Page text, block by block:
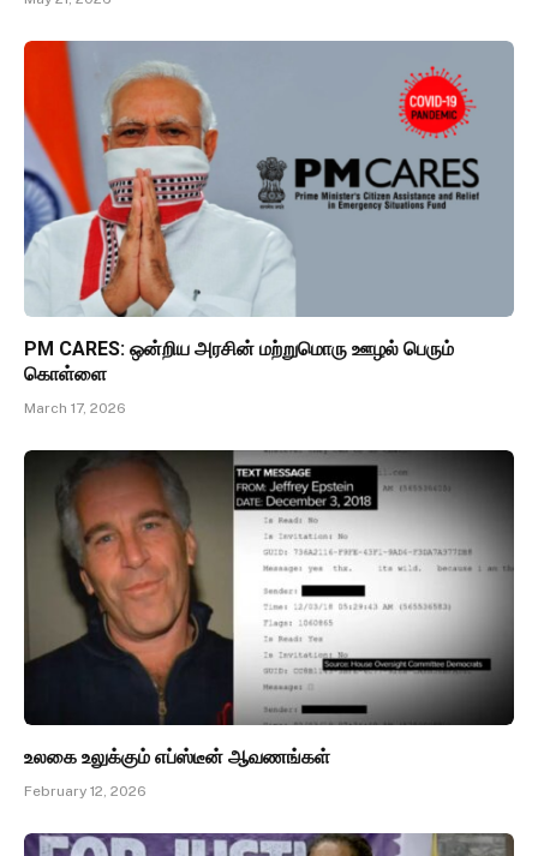
PM CARES: ஒன்றிய அரசின் மற்றுமொரு ஊழல் பெரும்
கொள்ளை
March 17, 2026
உலகை உலுக்கும் எப்ஸ்டீன் ஆவணங்கள்
February 12, 2026